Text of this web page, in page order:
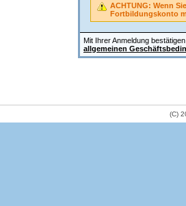
Mit Ihrer Anmeldung
allgemeinen
ACHTUNG: Wenn
Fortbildungskonto
(C)